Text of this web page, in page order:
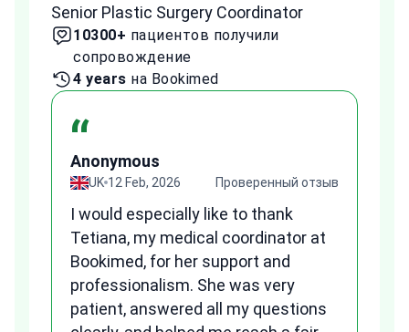
Senior Plastic Surgery Coordinator
10300+ пациентов получили
сопровождение
4 years на Bookimed
“
Anonymous
UK 12 Feb, 2026 Проверенный отзыв
I would especially like to thank
Tetiana, my medical coordinator at
Bookimed, for her support and
professionalism. She was very
patient, answered all my questions